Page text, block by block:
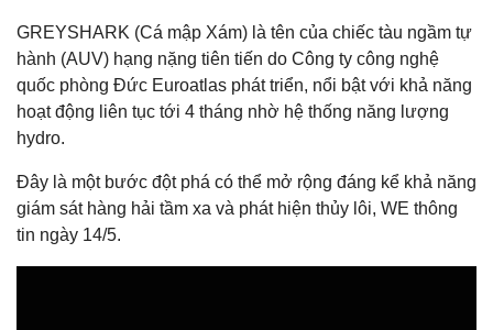
GREYSHARK (Cá mập Xám) là tên của chiếc tàu ngầm tự
hành (AUV) hạng nặng tiên tiến do Công ty công nghệ
quốc phòng Đức Euroatlas phát triển, nổi bật với khả năng
hoạt động liên tục tới 4 tháng nhờ hệ thống năng lượng
hydro.
Đây là một bước đột phá có thể mở rộng đáng kể khả năng
giám sát hàng hải tầm xa và phát hiện thủy lôi, WE thông
tin ngày 14/5.